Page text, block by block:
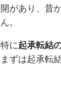
開があり、昔
ん。
特に起承転結
まずは起承転